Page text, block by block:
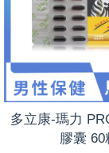
多立康-瑪力
膠囊 60